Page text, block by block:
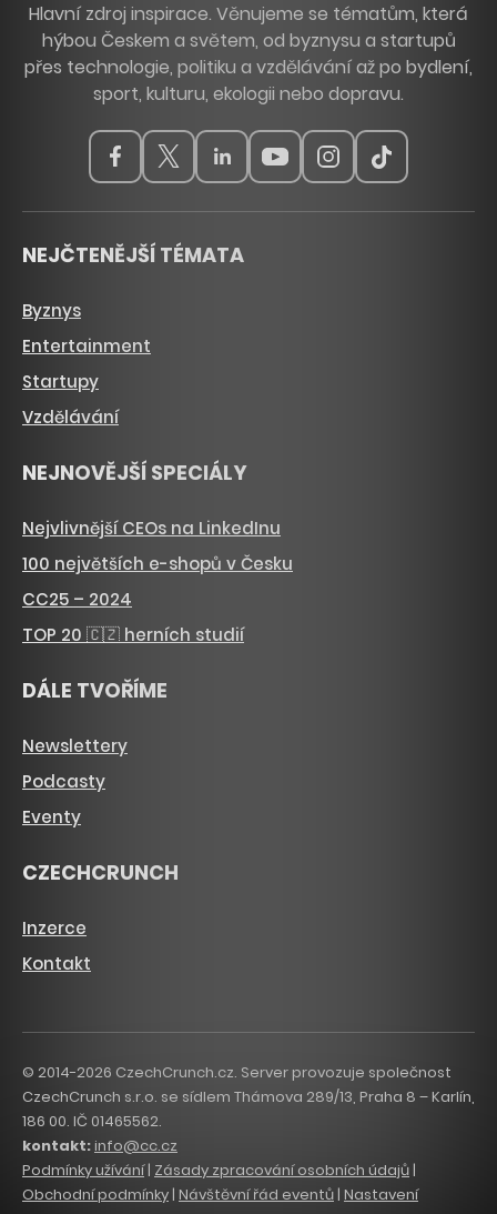
Hlavní zdroj inspirace. Věnujeme se tématům, která
hýbou Českem a světem, od byznysu a startupů
přes technologie, politiku a vzdělávání až po bydlení,
sport, kulturu, ekologii nebo dopravu.
NEJČTENĚJŠÍ TÉMATA
Byznys
Entertainment
Startupy
Vzdělávání
NEJNOVĚJŠÍ SPECIÁLY
Nejvlivnější CEOs na LinkedInu
100 největších e-shopů v Česku
CC25 – 2024
TOP 20 🇨🇿 herních studií
DÁLE TVOŘÍME
Newslettery
Podcasty
Eventy
CZECHCRUNCH
Inzerce
Kontakt
© 2014-2026 CzechCrunch.cz. Server provozuje společnost
CzechCrunch s.r.o. se sídlem Thámova 289/13, Praha 8 – Karlín,
186 00. IČ 01465562.
kontakt:info@cc.cz
Podmínky užívání| Zásady zpracování osobních údajů |
Obchodní podmínky | Návštěvní řád eventů | Nastavení